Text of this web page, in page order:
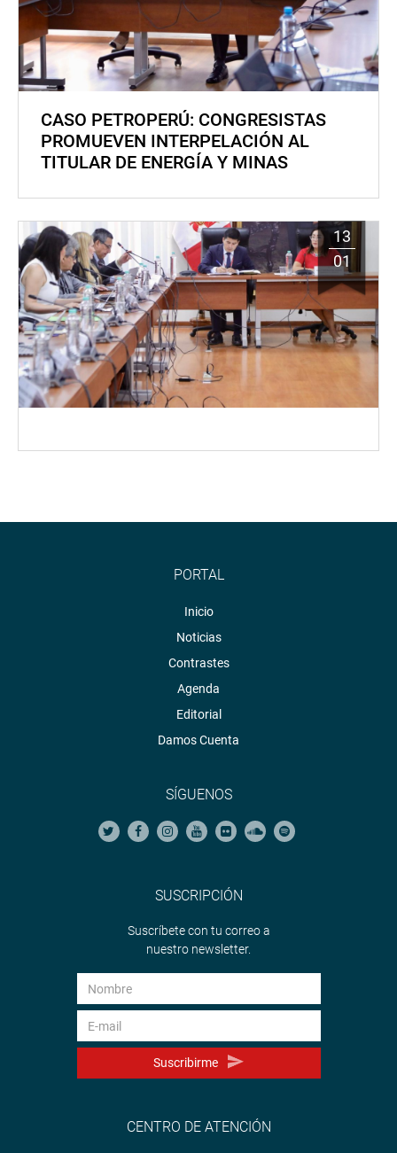
CASO PETROPERÚ: CONGRESISTAS
PROMUEVEN INTERPELACIÓN AL
TITULAR DE ENERGÍA Y MINAS
13
01
PORTAL
Inicio
Noticias
Contrastes
Agenda
Editorial
Damos Cuenta
SÍGUENOS
SUSCRIPCIÓN
Suscríbete con tu correo a
nuestro newsletter.
Suscribirme
CENTRO DE ATENCIÓN